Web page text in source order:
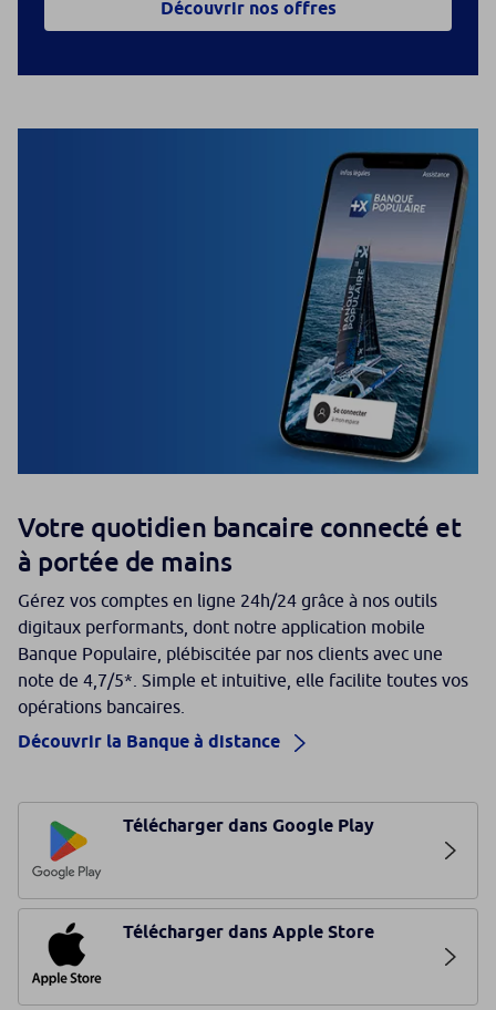
Découvrir nos offres
Votre quotidien bancaire connecté et
à portée de mains
Gérez vos comptes en ligne 24h/24 grâce à nos outils
digitaux performants, dont notre application mobile
Banque Populaire, plébiscitée par nos clients avec une
note de 4,7/5*. Simple et intuitive, elle facilite toutes vos
opérations bancaires.
Découvrir la Banque à distance
Télécharger dans Google Play
Télécharger dans Apple Store